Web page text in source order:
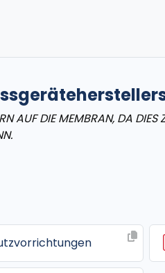
AUF DIE MEMBRAN, DA